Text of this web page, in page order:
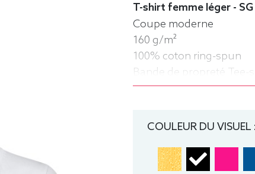
T-shirt femme léger -
Coupe moderne
160 g/m²
100% coton ring-spun
Bande de propreté Tee-
rond
COULEUR DU VISUEL :